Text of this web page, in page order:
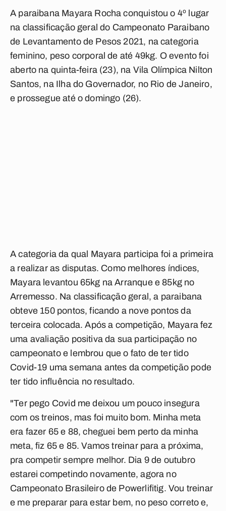
A paraibana Mayara Rocha conquistou o 4º lugar
na classificação geral do Campeonato Paraibano
de Levantamento de Pesos 2021, na categoria
feminino, peso corporal de até 49kg. O evento foi
aberto na quinta-feira (23), na Vila Olímpica Nilton
Santos, na Ilha do Governador, no Rio de Janeiro,
e prossegue até o domingo (26).
A categoria da qual Mayara participa foi a primeira
a realizar as disputas. Como melhores índices,
Mayara levantou 65kg na Arranque e 85kg no
Arremesso. Na classificação geral, a paraibana
obteve 150 pontos, ficando a nove pontos da
terceira colocada. Após a competição, Mayara fez
uma avaliação positiva da sua participação no
campeonato e lembrou que o fato de ter tido
Covid-19 uma semana antes da competição pode
ter tido influência no resultado.
"Ter pego Covid me deixou um pouco insegura
com os treinos, mas foi muito bom. Minha meta
era fazer 65 e 88, cheguei bem perto da minha
meta, fiz 65 e 85. Vamos treinar para a próxima,
pra competir sempre melhor. Dia 9 de outubro
estarei competindo novamente, agora no
Campeonato Brasileiro de Powerlifitig. Vou treinar
e me preparar para estar bem, no peso correto e,